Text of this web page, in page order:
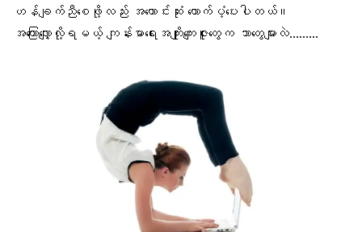
ဟန်ချက်ညီစေဖို့လည်း အကောင်းဆုံး ထောက်ပံ့ပေးပါတယ်။
အကြောလျှော့လို့ရမယ့် ကျန်းမာရေးအကျိုးကျေးဇူးတွေ က ဘာတွေများလဲ………